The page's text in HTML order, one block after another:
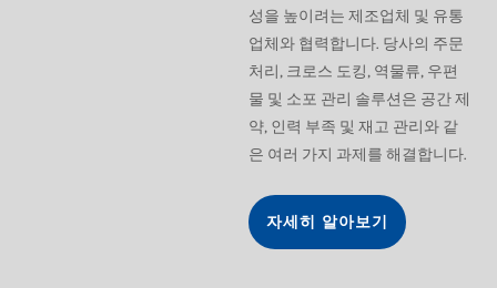
성을 높이려는 제조업체 및 유통
업체와 협력합니다. 당사의 주문
처리, 크로스 도킹, 역물류, 우편
물 및 소포 관리 솔루션은 공간 제
약, 인력 부족 및 재고 관리와 같
은 여러 가지 과제를 해결합니다.
자세히 알아보기